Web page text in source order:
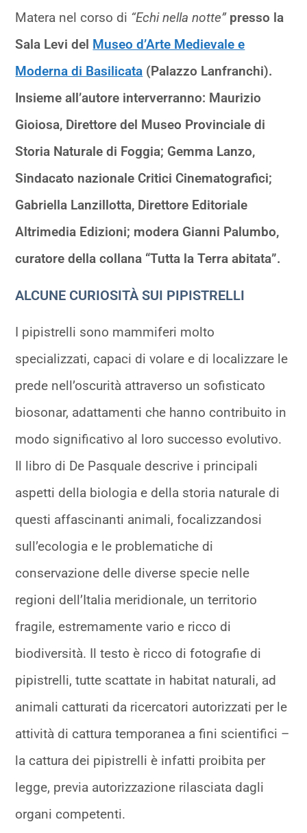
Matera nel corso di “Echi nella notte”presso la
Sala Levi del Museo d’Arte Medievale e
Moderna di Basilicata (Palazzo Lanfranchi).
Insieme all’autore interverranno: Maurizio
Gioiosa, Direttore del Museo Provinciale di
Storia Naturale di Foggia; Gemma Lanzo,
Sindacato nazionale Critici Cinematografici;
Gabriella Lanzillotta, Direttore Editoriale
Altrimedia Edizioni; modera Gianni Palumbo,
curatore della collana “Tutta la Terra abitata”.
ALCUNE CURIOSITÀ SUI PIPISTRELLI
I pipistrelli sono mammiferi molto
specializzati, capaci di volare e di localizzare le
prede nell’oscurità attraverso un sofisticato
biosonar, adattamenti che hanno contribuito in
modo significativo al loro successo evolutivo.
Il libro di De Pasquale descrive i principali
aspetti della biologia e della storia naturale di
questi affascinanti animali, focalizzandosi
sull’ecologia e le problematiche di
conservazione delle diverse specie nelle
regioni dell’Italia meridionale, un territorio
fragile, estremamente vario e ricco di
biodiversità. Il testo è ricco di fotografie di
pipistrelli, tutte scattate in habitat naturali, ad
animali catturati da ricercatori autorizzati per le
attività di cattura temporanea a fini scientifici –
la cattura dei pipistrelli è infatti proibita per
legge, previa autorizzazione rilasciata dagli
organi competenti.